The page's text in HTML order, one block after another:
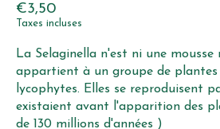
€3,50
Taxes incluses
La Selaginella n'est ni une mousse
appartient à un groupe de plantes
lycophytes. Elles se reproduisent
existaient avant l'apparition des
de 130 millions d'années )